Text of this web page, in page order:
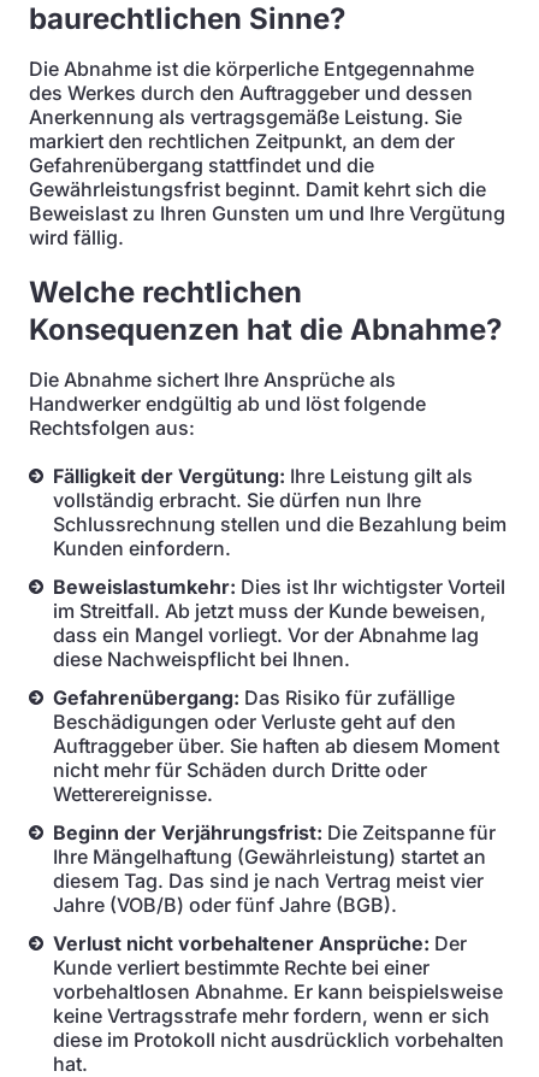
baurechtlichen Sinne?
Die Abnahme ist die körperliche Entgegennahme
des Werkes durch den Auftraggeber und dessen
Anerkennung als vertragsgemäße Leistung. Sie
markiert den rechtlichen Zeitpunkt, an dem der
Gefahrenübergang stattfindet und die
Gewährleistungsfrist beginnt. Damit kehrt sich die
Beweislast zu Ihren Gunsten um und Ihre Vergütung
wird fällig.
Welche rechtlichen
Konsequenzen hat die Abnahme?
Die Abnahme sichert Ihre Ansprüche als
Handwerker endgültig ab und löst folgende
Rechtsfolgen aus:
Fälligkeit der Vergütung: Ihre Leistung gilt als
vollständig erbracht. Sie dürfen nun Ihre
Schlussrechnung stellen und die Bezahlung beim
Kunden einfordern.
Beweislastumkehr: Dies ist Ihr wichtigster Vorteil
im Streitfall. Ab jetzt muss der Kunde beweisen,
dass ein Mangel vorliegt. Vor der Abnahme lag
diese Nachweispflicht bei Ihnen.
Gefahrenübergang: Das Risiko für zufällige
Beschädigungen oder Verluste geht auf den
Auftraggeber über. Sie haften ab diesem Moment
nicht mehr für Schäden durch Dritte oder
Wetterereignisse.
Beginn der Verjährungsfrist: Die Zeitspanne für
Ihre Mängelhaftung (Gewährleistung) startet an
diesem Tag. Das sind je nach Vertrag meist vier
Jahre (VOB/B) oder fünf Jahre (BGB).
Verlust nicht vorbehaltener Ansprüche: Der
Kunde verliert bestimmte Rechte bei einer
vorbehaltlosen Abnahme. Er kann beispielsweise
keine Vertragsstrafe mehr fordern, wenn er sich
diese im Protokoll nicht ausdrücklich vorbehalten
hat.